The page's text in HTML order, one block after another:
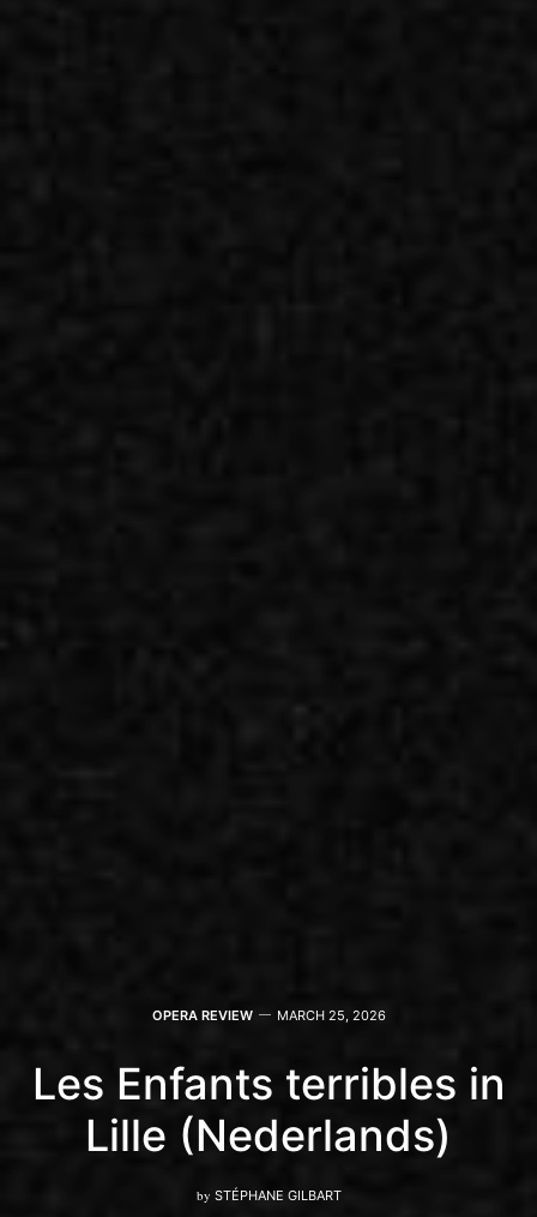
OPERA REVIEW MARCH 25, 2026
Les Enfants terribles in
Lille (Nederlands)
by STÉPHANE GILBART